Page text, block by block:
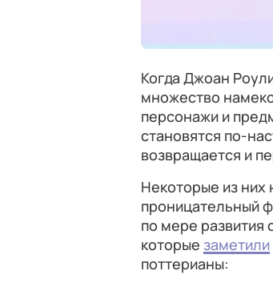
Когда Джоан
множество
персонажи и
становятся по-
возвращается и
Некоторые из них
проницательный
по мере
которые заметили
поттерианы: